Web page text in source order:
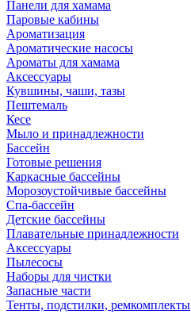
Панели для хамама
Паровые кабины
Ароматизация
Ароматические насосы
Ароматы для хамама
Аксессуары
Кувшины, чаши, тазы
Пештемаль
Кесе
Мыло и принадлежности
Бассейн
Готовые решения
Каркасные бассейны
Морозоустойчивые бассейны
Спа-бассейн
Детские бассейны
Плавательные принадлежности
Аксессуары
Пылесосы
Наборы для чистки
Запасные части
Тенты, подстилки, ремкомплекты